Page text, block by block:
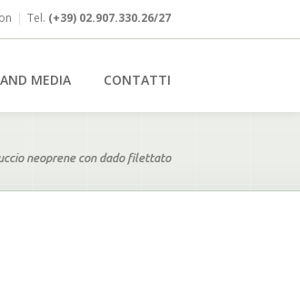
| Tel. (+39) 02.907.330.26/27
MEDIA CONTATTI
neoprene con dado filettato